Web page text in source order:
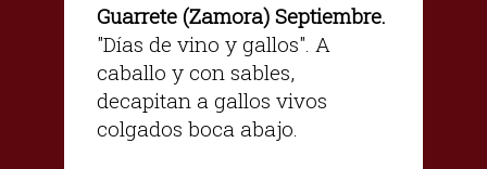
Guarrete (Zamora) Septiembre.
"Días de vino y gallos". A
caballo y con sables,
decapitan a gallos vivos
colgados boca abajo.